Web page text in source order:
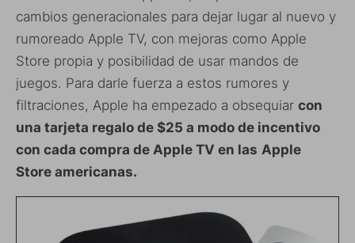
cambios generacionales para dejar lugar al nuevo y
rumoreado Apple TV, con mejoras como Apple
Store propia y posibilidad de usar mandos de
juegos. Para darle fuerza a estos rumores y
filtraciones, Apple ha empezado a obsequiar con
una tarjeta regalo de $25 a modo de incentivo
con cada compra de Apple TV en las Apple
Store americanas.